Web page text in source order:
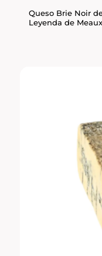
Queso Brie Noir
Leyenda de